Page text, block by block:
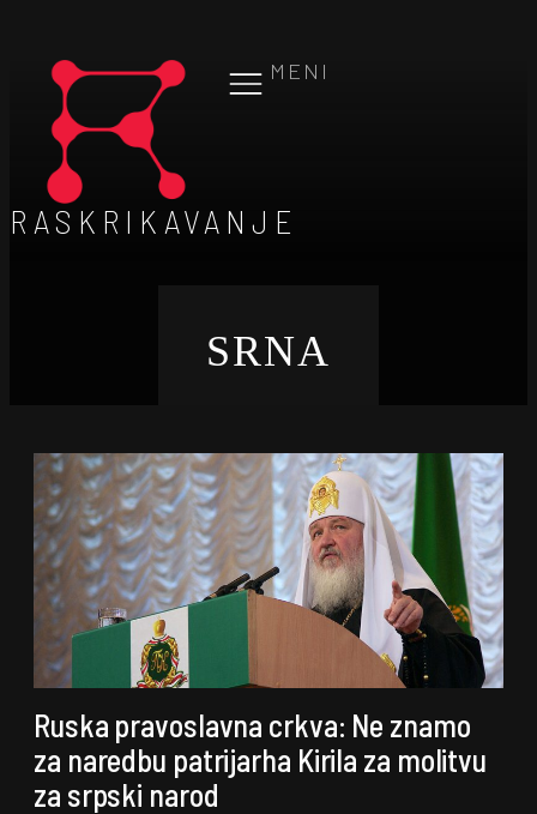
MENI
RASKRIKAVANJE
SRNA
Ruska pravoslavna crkva: Ne znamo
za naredbu patrijarha Kirila za molitvu
za srpski narod